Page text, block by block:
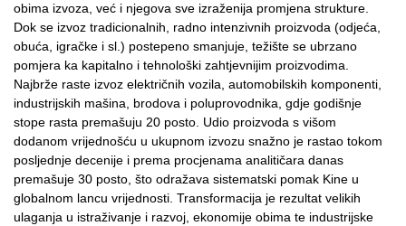
obima izvoza, već i njegova sve izraženija promjena strukture.
Dok se izvoz tradicionalnih, radno intenzivnih proizvoda (odjeća,
obuća, igračke i sl.) postepeno smanjuje, težište se ubrzano
pomjera ka kapitalno i tehnološki zahtjevnijim proizvodima.
Najbrže raste izvoz električnih vozila, automobilskih komponenti,
industrijskih mašina, brodova i poluprovodnika, gdje godišnje
stope rasta premašuju 20 posto. Udio proizvoda s višom
dodanom vrijednošću u ukupnom izvozu snažno je rastao tokom
posljednje decenije i prema procjenama analitičara danas
premašuje 30 posto, što odražava sistematski pomak Kine u
globalnom lancu vrijednosti. Transformacija je rezultat velikih
ulaganja u istraživanje i razvoj, ekonomije obima te industrijske